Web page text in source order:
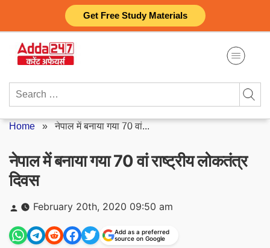
Get Free Study Materials
content
Search
Home »नेपाल में बनाया गया 70 वां...
नेपाल में बनाया गया 70 वां राष्ट्रीय लोकतंत्र
दिवस
Posted
by
February 20th, 2020 09:50 am
Add as a preferred
source on Google